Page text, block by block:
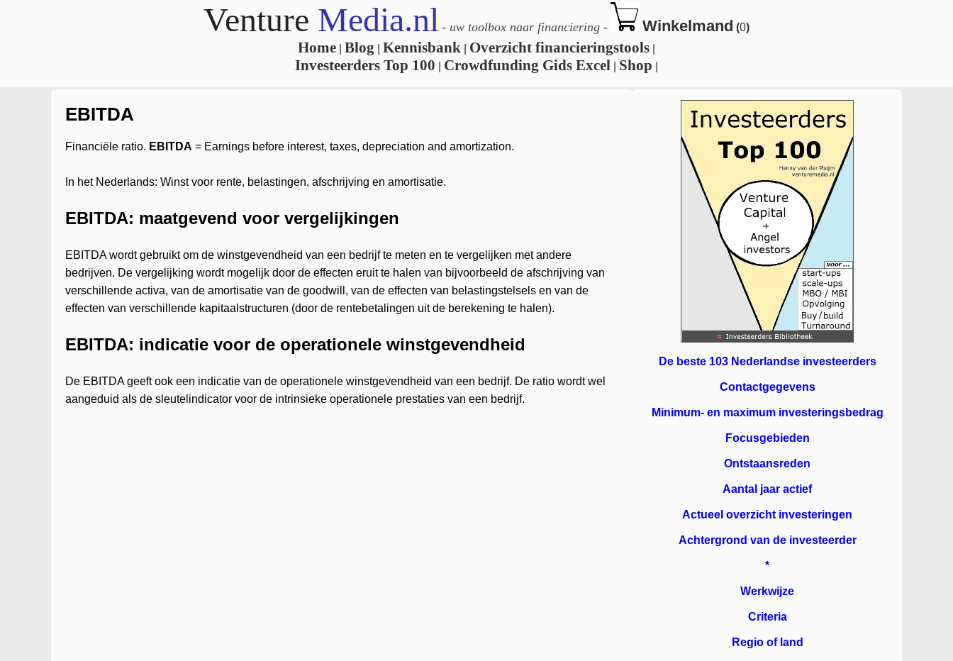
Venture Media.nl - uw toolbox naar financiering - Winkelmand (0)
Home Blog Kennisbank Overzicht financieringstools
Investeerders Top 100 Crowdfunding Gids Excel Shop
EBITDA
Financiële ratio. EBITDA = Earnings before interest, taxes, depreciation and amortization.
In het Nederlands: Winst voor rente, belastingen, afschrijving en amortisatie.
EBITDA: maatgevend voor vergelijkingen
EBITDA wordt gebruikt om de winstgevendheid van een bedrijf te meten en te vergelijken met andere
bedrijven. De vergelijking wordt mogelijk door de effecten eruit te halen van bijvoorbeeld de afschrijving van
verschillende activa, van de amortisatie van de goodwill, van de effecten van belastingstelsels en van de
effecten van verschillende kapitaalstructuren (door de rentebetalingen uit de berekening te halen).
EBITDA: indicatie voor de operationele winstgevendheid
De EBITDA geeft ook een indicatie van de operationele winstgevendheid van een bedrijf. De ratio wordt wel
aangeduid als de sleutelindicator voor de intrinsieke operationele prestaties van een bedrijf.
De beste 103 Nederlandse investeerders
Contactgegevens
Minimum- en maximum investeringsbedrag
Focusgebieden
Ontstaansreden
Aantal jaar actief
Actueel overzicht investeringen
Achtergrond van de investeerder
*
Werkwijze
Criteria
Regio of land